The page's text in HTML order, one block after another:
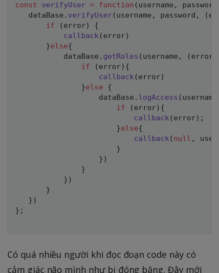
const verifyUser = function ( username , password
   dataBase
. verifyUser( username , password , (
if
( error)
{
callback( error)
}else{
           dataBase
. getRoles ( username , ( error
if
( error) {
callback( error)
}else
{
                   dataBase
. logAccess ( username
if
( error) {
callback( error) ;
}else{
callback( null ,
}
} )
}
} )
}
} )
} ;
Có quá nhiều người khi đọc đoạn code này có
cảm giác não mình như bị đóng băng. Đây mới